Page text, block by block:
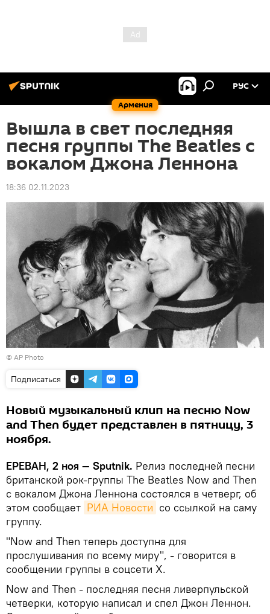
Армения
РУС
Вышла в свет последняя
песня группы The Beatles с
вокалом Джона Леннона
18:36 02.11.2023
© AP Photo
Подписаться
Новый музыкальный клип на песню Now
and Then будет представлен в пятницу, 3
ноября.
ЕРЕВАН, 2 ноя — Sputnik. Релиз последней песни
британской рок-группы The Beatles Now and Then
с вокалом Джона Леннона состоялся в четверг, об
этом сообщает РИА Новости со ссылкой на саму
группу.
"Now and Then теперь доступна для
прослушивания по всему миру", - говорится в
сообщении группы в соцсети X.
Now and Then - последняя песня ливерпульской
четверки, которую написал и спел Джон Леннон.